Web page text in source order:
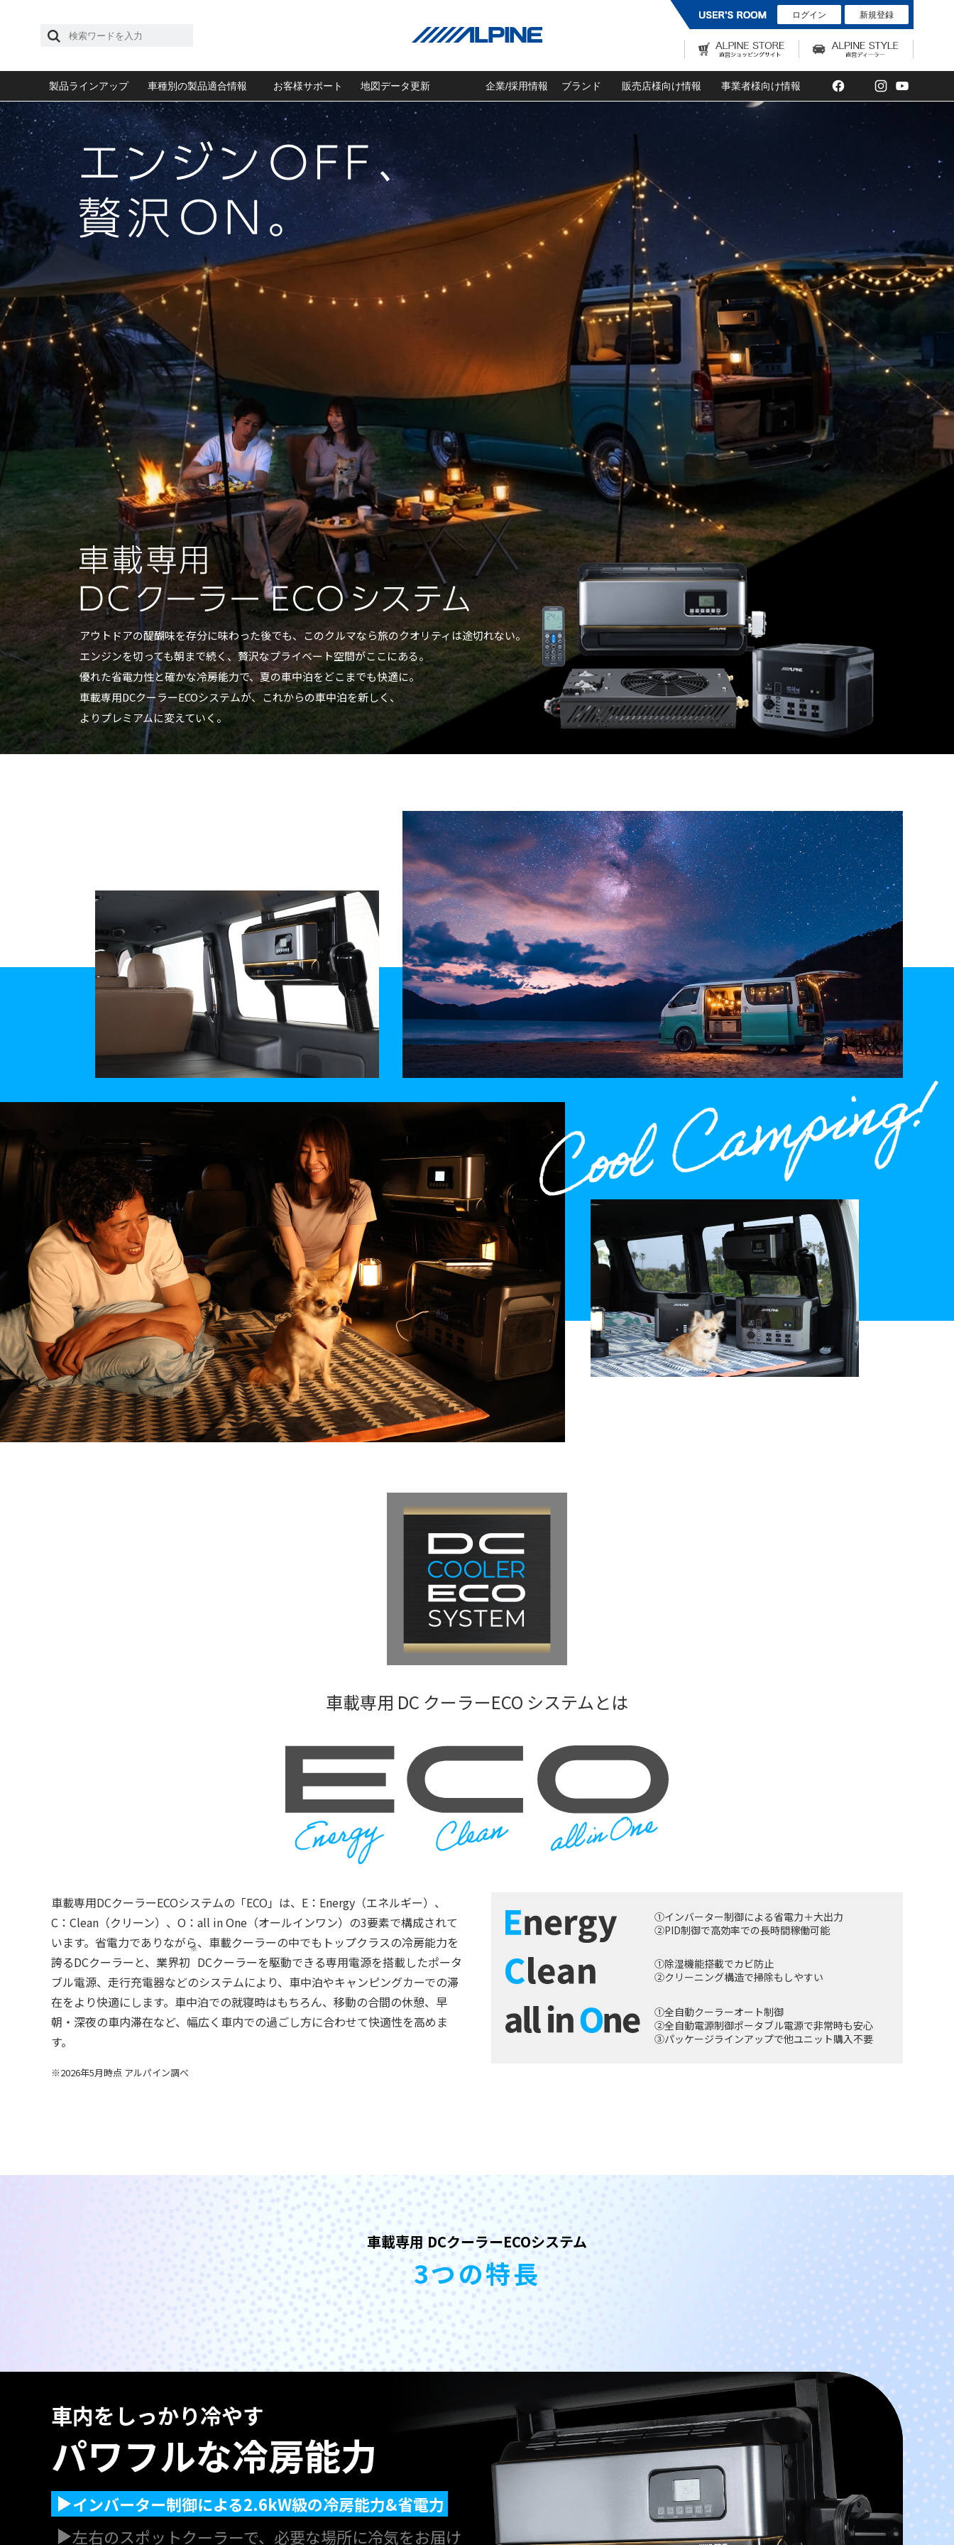
ログイン 新規登録
製品ラインアップ 車種別の製品適合情報 お客様サポート 地図データ更新 企業/採用情報 ブランド 販売店様向け情報 事業者様向け情報 Facebook
TwitterInstagram
アウトドアの醍醐味を存分に味わった後でも、 このクルマなら旅のクオリティは途切れない。
エンジンを切っても朝まで続く、贅沢なプライベート空間がここにある。
優れた省電力性と確かな冷房能力で、夏の車中泊をどこまでも快適に。
車載専用DCクーラーECOシステムが、これからの車中泊を新しく、
よりプレミアムに変えていく。
車載専用 DC クーラーECO システムとは
車載専用DCクーラーECOシステムの「ECO」は、E：Energy（エネルギー）、
C：Clean（クリーン）、O：all in One（オールインワン）の3要素で構成されて
います。省電力でありながら、車載クーラーの中でもトップクラスの冷房能力を
誇るDCクーラーと、業界初
※
DCクーラーを駆動できる専用電源を搭載したポータ
ブル電源、走行充電器などのシステムにより、車中泊やキャンピングカーでの滞
在をより快適にします。車中泊での就寝時はもちろん、移動の合間の休憩、早
朝・深夜の車内滞在など、幅広く車内での過ごし方に合わせて快適性を高めま
す。
※2026年5月時点 アルパイン調べ
①インバーター制御による省電力＋大出力
②PID制御で高効率での長時間稼働可能
①除湿機能搭載でカビ防止
②クリーニング構造で掃除もしやすい
①全自動クーラーオート制御
②全自動電源制御ポータブル電源で非常時も安心
③パッケージラインアップで他ユニット購入不要
車載専用 DCクーラーECOシステム
3つの特長
車内をしっかり冷やす
パワフルな冷房能力
インバーター制御による2.6kW級の冷房能力&省電力
左右のスポットクーラーで、必要な場所に冷気をお届け